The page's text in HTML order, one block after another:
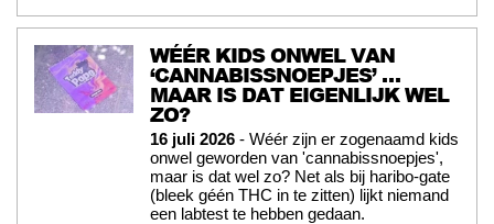
WÉÉR KIDS ONWEL VAN
‘CANNABISSNOEPJES’ …
MAAR IS DAT EIGENLIJK WEL
ZO?
16 juli 2026 - Wéér zijn er zogenaamd kids
onwel geworden van 'cannabissnoepjes',
maar is dat wel zo? Net als bij haribo-gate
(bleek géén THC in te zitten) lijkt niemand
een labtest te hebben gedaan.